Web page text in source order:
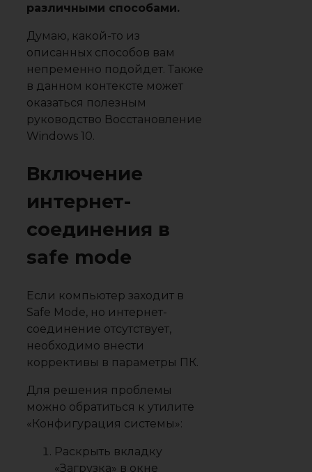
различными способами.
Думаю, какой-то из
описанных способов вам
непременно подойдет. Также
в данном контексте может
оказаться полезным
руководство Восстановление
Windows 10.
Включение
интернет-
соединения в
safe mode
Если компьютер заходит в
Safe Mode, но интернет-
соединение отсутствует,
необходимо внести
коррективы в параметры ПК.
Для решения проблемы
можно обратиться к утилите
«Конфигурация системы»:
Раскрыть вкладку
«Загрузка» в окне